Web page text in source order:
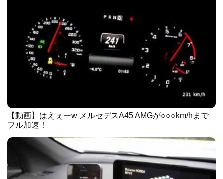
【動画】はえぇーw メルセデスA45 AMGが○○○km/hまで
フル加速！